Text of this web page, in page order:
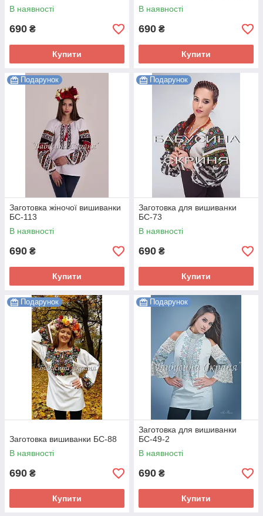
В наявності
690 ₴
Купити
В наявності
690 ₴
Купити
Подарунок
Заготовка жіночої вишиванки
БС-113
В наявності
690 ₴
Купити
Подарунок
Заготовка для вишиванки
БС-73
В наявності
690 ₴
Купити
Подарунок
Заготовка вишиванки БС-88
В наявності
690 ₴
Купити
Подарунок
Заготовка для вишиванки
БС-49-2
В наявності
690 ₴
Купити